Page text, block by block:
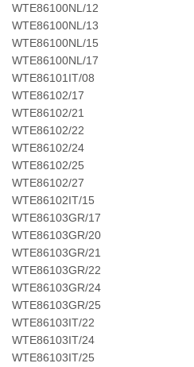
WTE86100NL/12
WTE86100NL/13
WTE86100NL/15
WTE86100NL/17
WTE86101IT/08
WTE86102/17
WTE86102/21
WTE86102/22
WTE86102/24
WTE86102/25
WTE86102/27
WTE86102IT/15
WTE86103GR/17
WTE86103GR/20
WTE86103GR/21
WTE86103GR/22
WTE86103GR/24
WTE86103GR/25
WTE86103IT/22
WTE86103IT/24
WTE86103IT/25